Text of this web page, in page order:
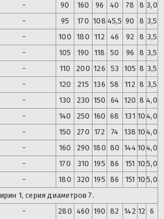
- 90 160 96 40 78 8 3,0
- 95 170 108 45,5 90 8 3,5
- 100 180 112 46 92 8 3,5
- 105 190 118 50 96 8 3,5
- 110 200 126 53 105 8 3,5
- 120 215 136 58 112 8 3,5
- 130 230 150 64 120 8 4,0
- 140 250 160 68 131 10 4,0
- 150 270 172 74 138 10 4,0
- 160 290 180 80 144 10 4,0
- 170 310 195 86 151 10 5,0
- 180 320 195 86 151 10 5,0
1, серия диаметров 7.
- 280 460 190 82 142 12 6